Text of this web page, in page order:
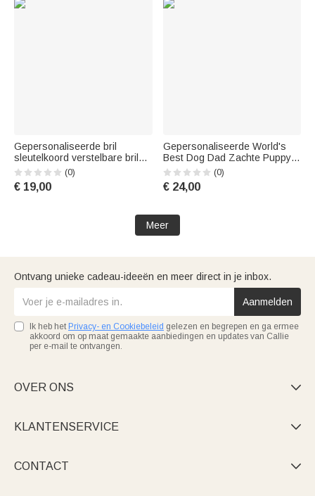
Gepersonaliseerde bril
sleutelkoord verstelbare bril
zonnebril riem met AirTag
houder Anti-verloren
accessoire Gift voor
(0)
€ 19,00
Gepersonaliseerde World's
Best Dog Dad Zachte Puppy
Deken met Naam
Verjaardagscadeau voor Kat
Hond Huisdier Liefhebber
(0)
€ 24,00
Meer
Ontvang unieke cadeau-ideeën en meer direct in je inbox.
Aanmelden
Ik heb het Privacy- en Cookiebeleid gelezen en begrepen en ga ermee
akkoord om op maat gemaakte aanbiedingen en updates van Callie
per e-mail te ontvangen.
OVER ONS 
KLANTENSERVICE 
CONTACT 